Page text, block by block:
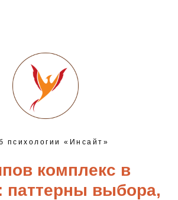
психологии «Инсайт»
комплекс в
паттерны выбора,